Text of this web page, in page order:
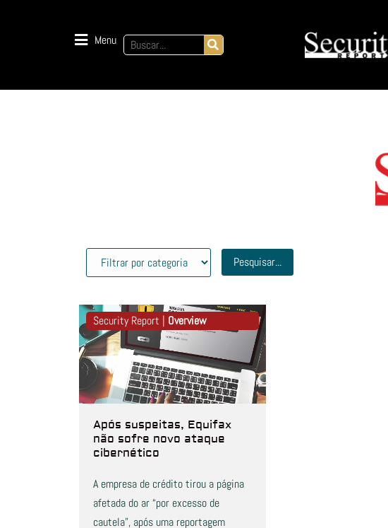
Menu
Pesquisar...
Security Report | Overview
Após suspeitas, Equifax
não sofre novo ataque
cibernético
A empresa de crédito tirou a página
afetada do ar “por excesso de
cautela”, após uma reportagem